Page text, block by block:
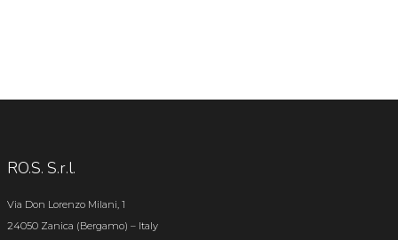
RO.S. S.r.l.
Via Don Lorenzo Milani, 1
24050 Zanica (Bergamo) – Italy